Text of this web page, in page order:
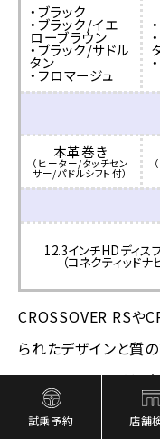
試乗予約 店舗
・ブラック
・ブラック/イエ
ローブラウン
・ブラック/サドル
タン
・フロマージュ
本革巻き
（ヒーター/タッチセン
サー/パドルシフト付）
12.3インチHDディス
（コネクティッド
CROSSOVER RSや
られたデザインと質
CROSSOVER Gは、
いミドルグレードです。